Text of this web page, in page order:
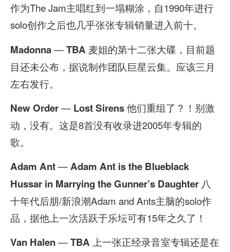
作为The Jam主唱红到一塌糊涂，自1990年进行
solo创作之后也几乎张张专辑销量进入前十。
Madonna—TBA 麦姐的第十二张大碟，目前题
目还未公布，据说制作团队巨星云集。应该三月
左右发行。
New Order— Lost Sirens他们重组了？！别激
动，没有。这是8首没有收录进2005年专辑的
歌。
Adam Ant—Adam Ant is the Blueblack
Hussar in Marrying the Gunner’s Daughter 八
十年代后朋/新浪潮Adam and Ants主脑的solo作
品，据他上一次活跃于乐坛可有15年之久了！
Van Halen—TBA 上一张正经录音室专辑还是在